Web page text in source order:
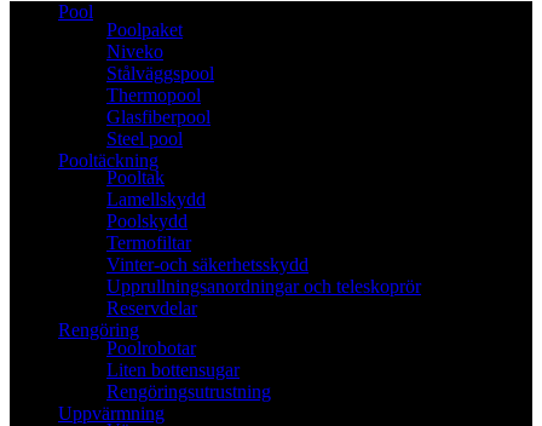
Pool
Poolpaket
Niveko
Stålväggspool
Thermopool
Glasfiberpool
Steel pool
Pooltäckning
Pooltak
Lamellskydd
Poolskydd
Termofiltar
Vinter-och säkerhetsskydd
Upprullningsanordningar och teleskoprör
Reservdelar
Rengöring
Poolrobotar
Liten bottensugar
Rengöringsutrustning
Uppvärmning